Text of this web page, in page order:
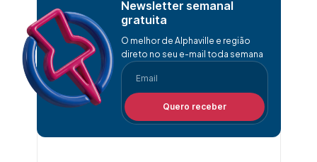
Newsletter semanal
gratuita
O melhor de Alphaville e região
direto no seu e-mail toda semana
Quero receber